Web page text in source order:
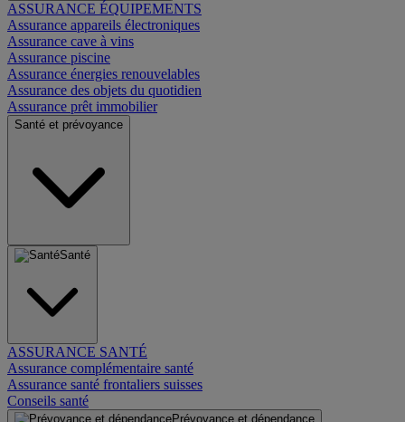
ASSURANCE ÉQUIPEMENTS
Assurance appareils électroniques
Assurance cave à vins
Assurance piscine
Assurance énergies renouvelables
Assurance des objets du quotidien
Assurance prêt immobilier
Santé et prévoyance
Santé
ASSURANCE SANTÉ
Assurance complémentaire santé
Assurance santé frontaliers suisses
Conseils santé
Prévoyance et dépendance